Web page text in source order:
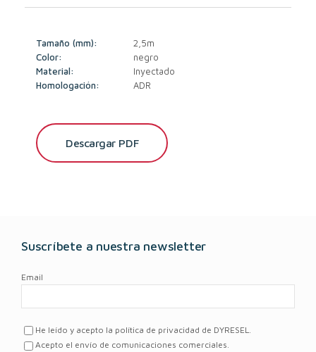
Tamaño (mm):
2,5m
Color:
negro
Material:
Inyectado
Homologación:
ADR
Descargar PDF
Suscríbete a nuestra newsletter
Email
He leído y acepto la política de privacidad de DYRESEL.
Acepto el envío de comunicaciones comerciales.